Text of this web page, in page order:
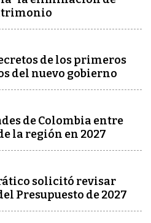
de los primeros
del nuevo gobierno
de Colombia entre
la región en 2027
solicitó revisar
Presupuesto de 2027